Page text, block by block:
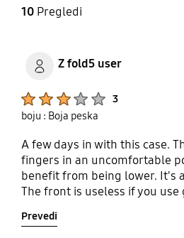
10Pregledi
Z fold5 user
3
boju : Boja peska
A few days in with this case.
fingers in an uncomfortable
benefit from being lower. It's
The front is useless if you
doesn't recognise the gesture
Prevedi